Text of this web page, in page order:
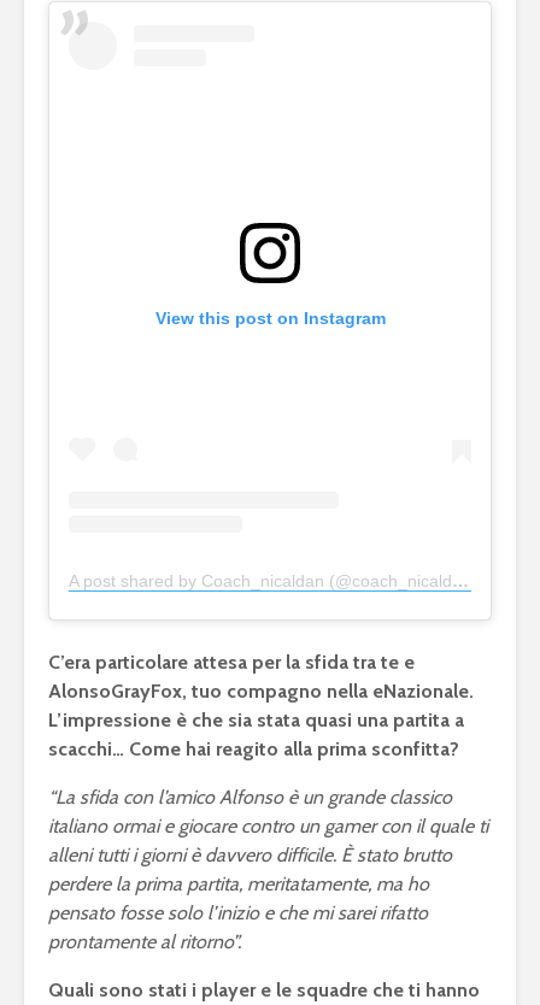
View this post on Instagram
A post shared by Coach_nicaldan (@coach_nicaldan)
C’era particolare attesa per la sfida tra te e
AlonsoGrayFox, tuo compagno nella eNazionale.
L’impressione è che sia stata quasi una partita a
scacchi… Come hai reagito alla prima sconfitta?
“La sfida con l’amico Alfonso è un grande classico
italiano ormai e giocare contro un gamer con il quale ti
alleni tutti i giorni è davvero difficile. È stato brutto
perdere la prima partita, meritatamente, ma ho
pensato fosse solo l’inizio e che mi sarei rifatto
prontamente al ritorno”.
Quali sono stati i player e le squadre che ti hanno